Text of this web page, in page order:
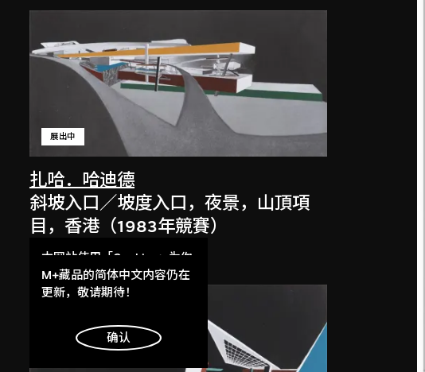
扎哈．哈迪德
展出中
斜坡入口／坡度入口，夜景，山頂項
目，香港（1983年競賽）
1983/2012
本网站使用「Cookies」为你
提供最好的网站体验。
了解更多
明白
M+藏品的简体中文内容仍在
更新，敬请期待！
确认